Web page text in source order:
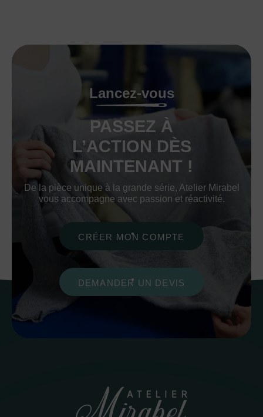
Lancez-vous
PASSEZ À
L’ACTION DÈS
MAINTENANT !
De la pièce unique à la grande série, Atelier Mirabel
vous accompagne avec passion et réactivité.
CRÉER MON COMPTE
DEMANDER UN DEVIS